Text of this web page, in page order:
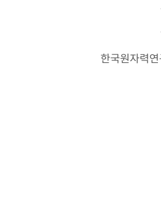
한국원자력